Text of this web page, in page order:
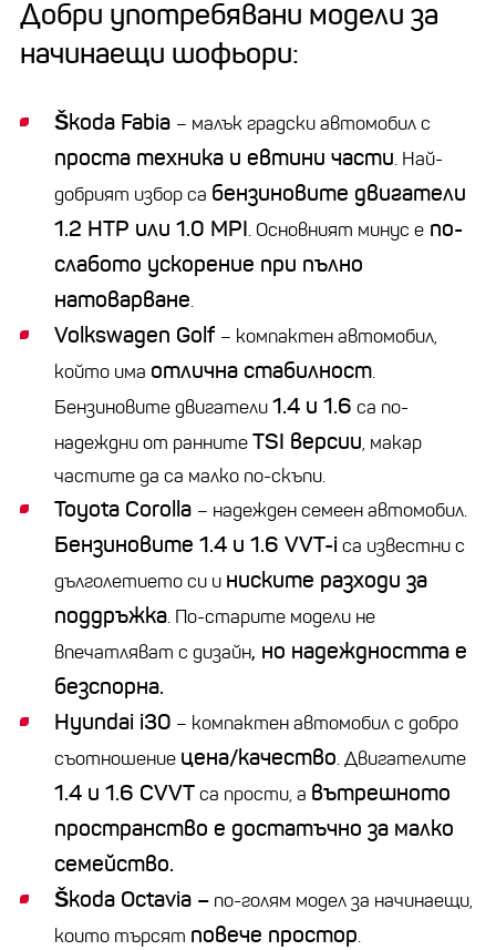
Добри употребявани модели за
начинаещи шофьори:
Škoda Fabia – малък градски автомобил с
проста техника и евтини части. Най-
добрият избор са бензиновите двигатели
1.2 HTP или 1.0 MPI. Основният минус е по-
слабото ускорение при пълно
натоварване.
Volkswagen Golf – компактен автомобил,
който има отлична стабилност.
Бензиновите двигатели1.4 и 1.6 са по-
надеждни от раннитеTSI версии, макар
частите да са малко по-скъпи.
Toyota Corolla – надежден семеен автомобил.
Бензиновите 1.4 и 1.6 VVT-i са известни с
дълголетието си и ниските разходи за
поддръжка. По-старите модели не
впечатляват с дизайн, но надеждността е
безспорна.
Hyundai i30 – компактен автомобил с добро
съотношение цена/качество. Двигателите
1.4 и 1.6 CVVTса прости, а вътрешното
пространство е достатъчно за малко
семейство.
Škoda Octavia – по-голям модел за начинаещи,
които търсят повече простор.